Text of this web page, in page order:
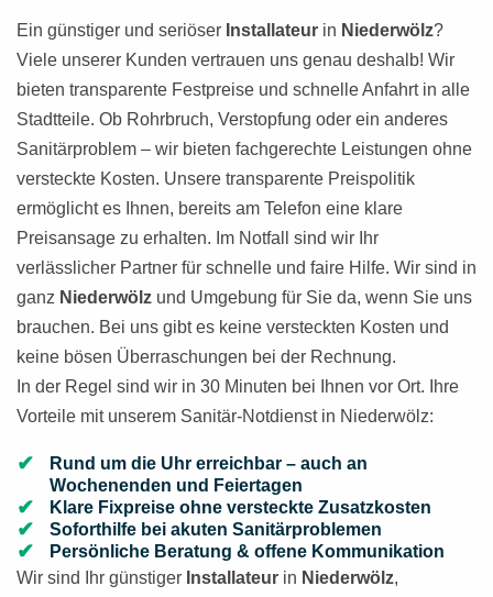
Ein günstiger und seriöser Installateur in Niederwölz?
Viele unserer Kunden vertrauen uns genau deshalb! Wir
bieten transparente Festpreise und schnelle Anfahrt in alle
Stadtteile. Ob Rohrbruch, Verstopfung oder ein anderes
Sanitärproblem – wir bieten fachgerechte Leistungen ohne
versteckte Kosten. Unsere transparente Preispolitik
ermöglicht es Ihnen, bereits am Telefon eine klare
Preisansage zu erhalten. Im Notfall sind wir Ihr
verlässlicher Partner für schnelle und faire Hilfe. Wir sind in
ganz Niederwölz und Umgebung für Sie da, wenn Sie uns
brauchen. Bei uns gibt es keine versteckten Kosten und
keine bösen Überraschungen bei der Rechnung.
In der Regel sind wir in 30 Minuten bei Ihnen vor Ort. Ihre
Vorteile mit unserem Sanitär-Notdienst in Niederwölz:
Rund um die Uhr erreichbar – auch an
Wochenenden und Feiertagen
Klare Fixpreise ohne versteckte Zusatzkosten
Soforthilfe bei akuten Sanitärproblemen
Persönliche Beratung & offene Kommunikation
Wir sind Ihr günstiger Installateur in Niederwölz,